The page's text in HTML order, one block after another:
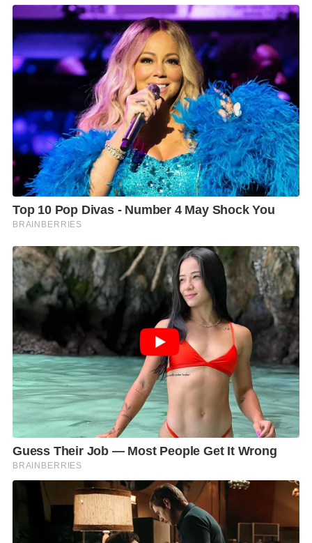
ผู้บริหารของรัฐวิสาหกิจ ให้คณะกรรมการของรัฐวิสาหกิจ
นั้น ตั้งคณะกรรมการสรรหาคณะหนึ่งมีจำนวนห้าคน ซึ่ง
ต้องมีคุณสมบัติและไม่มีลักษณะต้องห้ามตามมาตรา8 ตรี
(
) ( ) (5) (6) (11) และ (12)
ให้คณะกรรมการสรรหา ทำหน้าที่สรรหาบุคคลที่มีความรู้
ความสามารถ และประสบการณ์เหมาะสมที่จะเป็นผู้
บริหารของรัฐวิสาหกิจ ซึ่งต้องมีคุณสมบัติและไม่มี
ลักษณะต้องห้ามตามมาตรา8ตรี (1) (3) (4) (5) (6) (9)
( 10) (11) และ (12) ไม่เป็นกรรมการของรัฐวิสาหกิจแห่ง
นั้น เว้นแต่เป็นผู้บริหารซึ่งเป็นกรรมการโดยตำแหน่งและ
มีอายุไม่เกินห้าสิบแปดปีบริบูรณ์ในวันยื่นใบสมัคร”
โดยที่ประชุมคณะกรรมการ ปตท.ได้มีมติคัดเลือก
1.คณะกรรมการสรรหา จำนวน5คน
2.คณะอนุกรรมการพิจารณาผลตอบแทนจำนวน 4คน
ประกอบด้วยคณะกรรมการ ปตท. 3คน
และผู้แทนจาก
สำนักงานคณะกรรมการนโยบายรัฐวิสาหกิจ (สคร.)
จำนวน1คน
คาดว่าจะมีการเปิดรับสมัครผู้ที่จะมาดำรงตำแหน่ง
ประธานเจ้าหน้าที่บริหารและกรรมการผู้จัดการใหญ่
ปตท. คนต่อไป ในช่วงไตรมาสที่
4 ของปีนี้ตามขั้นตอน
ต่อไป
ทั้งนี้ เพื่อสานต่อภารกิจให้ ปตท. เป็นองค์กรแห่งความ
ภาคภูมิใจ เน้นความโปร่งใส สนับสนุนการขับเคลื่อน